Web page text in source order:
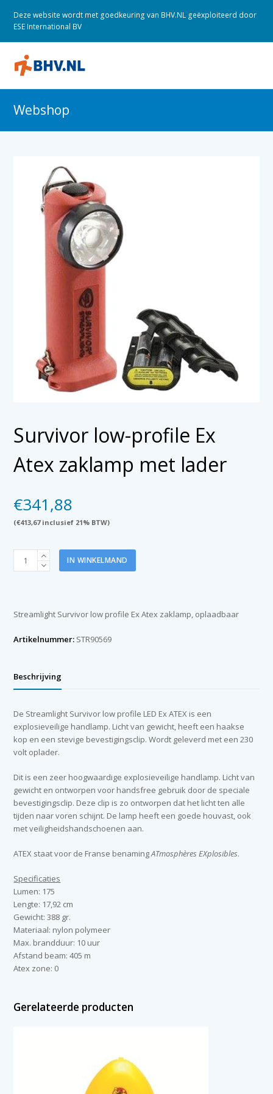
Deze website wordt met goedkeuring van BHV.NL geëxploiteerd door
ESE International BV
Webshop
Survivor low-profile Ex
Atex zaklamp met lader
€341,88
(€413,67inclusief 21% BTW)
Survivor
low-
zaklamp
lader
IN WINKELMAND
Streamlight Survivor low profile Ex Atex zaklamp, oplaadbaar
Artikelnummer: STR90569
Beschrijving
De Streamlight Survivor low profile LED Ex ATEX is een
explosieveilige handlamp. Licht van gewicht, heeft een haakse
kop en een stevige bevestigingsclip. Wordt geleverd met een 230
volt oplader.
Dit is een zeer hoogwaardige explosieveilige handlamp. Licht van
gewicht en ontworpen voor handsfree gebruik door de speciale
bevestigingsclip. Deze clip is zo ontworpen dat het licht ten alle
tijden naar voren schijnt. De lamp heeft een goede houvast, ook
met veiligheidshandschoenen aan.
ATEX staat voor de Franse benamingATmosphères EXplosibles.
Specificaties
Lumen: 175
Lengte: 17,92 cm
Gewicht: 388 gr.
Materiaal: nylon polymeer
Max. brandduur: 10 uur
Afstand beam: 405 m
Atex zone: 0
Gerelateerde producten